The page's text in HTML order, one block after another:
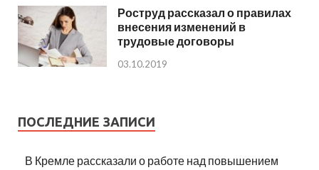
Роструд рассказал о правилах
внесения изменений в
трудовые договоры
03.10.2019
ПОСЛЕДНИЕ ЗАПИСИ
В Кремле рассказали о работе над повышением